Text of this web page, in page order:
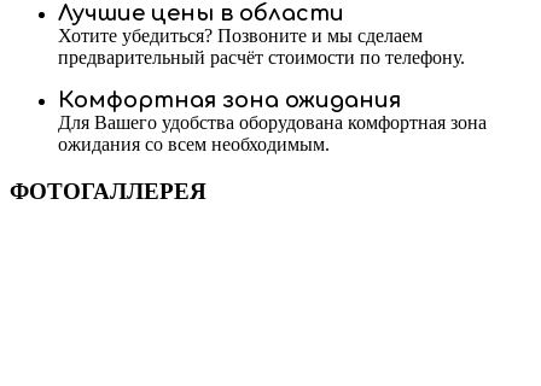
Лучшие цены в области
Хотите убедиться? Позвоните и мы сделаем
предварительный расчёт стоимости по телефону.
Комфортная зона ожидания
Для Вашего удобства оборудована комфортная зона
ожидания со всем необходимым.
ФОТОГАЛЛЕРЕЯ